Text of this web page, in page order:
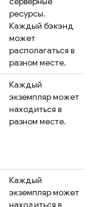
ресурсы.
Каждый бэкэнд
может
располагаться в
разном месте.
Каждый
экземпляр может
находиться в
разном месте.
Каждый
экземпляр может
находиться в